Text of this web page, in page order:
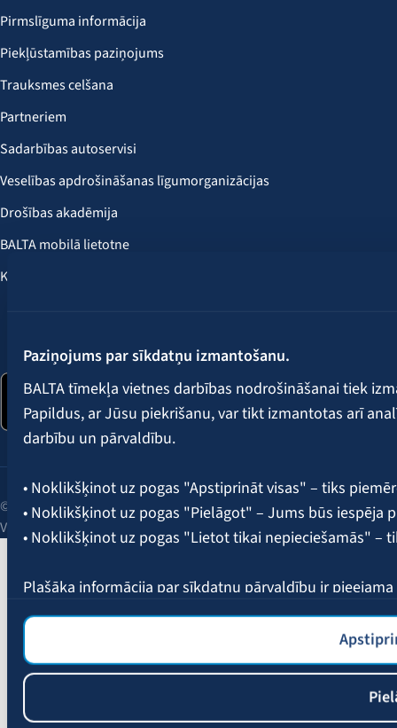
Paziņojums par sīkdatņu izmantošanu.
BALTA tīmekļa vietnes darbības nodrošināšanai tiek
Papildus, ar Jūsu piekrišanu, var tikt izmantotas arī
darbību un pārvaldību.
• Noklikšķinot uz pogas "Apstiprināt visas" – tiks
• Noklikšķinot uz pogas "Pielāgot" – Jums būs iespēja
• Noklikšķinot uz pogas "Lietot tikai nepieciešamās" –
Plašāka informācija par sīkdatņu pārvaldību ir pieejama
Pirmslīguma informācija
Piekļūstamības paziņojums
Trauksmes celšana
Partneriem
Sadarbības autoservisi
Veselības apdrošināšanas līgumorganizācijas
Drošības akadēmija
BALTA mobilā lietotne
Klientu labumi
© 2026 AAS BALTA | Skanstes iela 25, Rīga, LV-1013, Latvija.
Vienotais reģ. Nr. 40003049409.